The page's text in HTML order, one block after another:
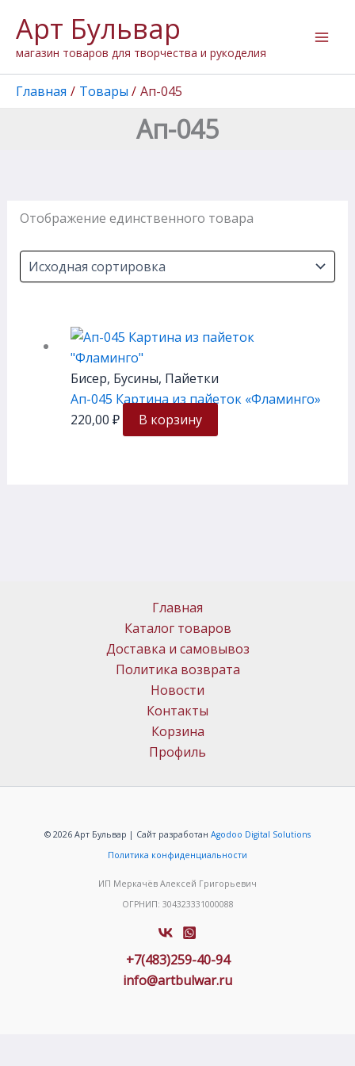
содержимому
Арт Бульвар
магазин товаров для творчества и рукоделия
Главная Товары Ап-045
Ап-045
Отображение единственного товара
Бисер, Бусины, Пайетки
Ап-045 Картина из пайеток «Фламинго»
220,00 ₽ В корзину
Главная
Каталог товаров
Доставка и самовывоз
Политика возврата
Новости
Контакты
Корзина
Профиль
© 2026 Арт Бульвар | Сайт разработан Agodoo Digital Solutions
Политика конфиденциальности
ИП Меркачёв Алексей Григорьевич
ОГРНИП: 304323331000088
+7(483)259-40-94
info@artbulwar.ru